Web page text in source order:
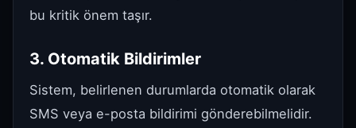
bu kritik önem taşır.
3. Otomatik Bildirimler
Sistem, belirlenen durumlarda otomatik olarak
SMS veya e-posta bildirimi gönderebilmelidir.